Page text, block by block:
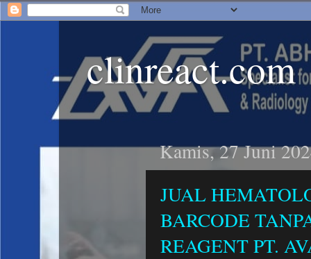
clinreact.com
Kamis, 27 Juni
JUAL
BARCODE
REAGENT PT.